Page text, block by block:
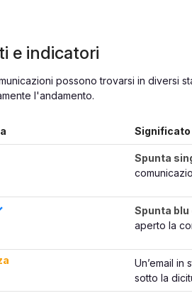
e indicatori
possono trovarsi in diversi
l'andamento.
Significato
Spunta
Spunta blu
aperto la
Un’email in
sotto la